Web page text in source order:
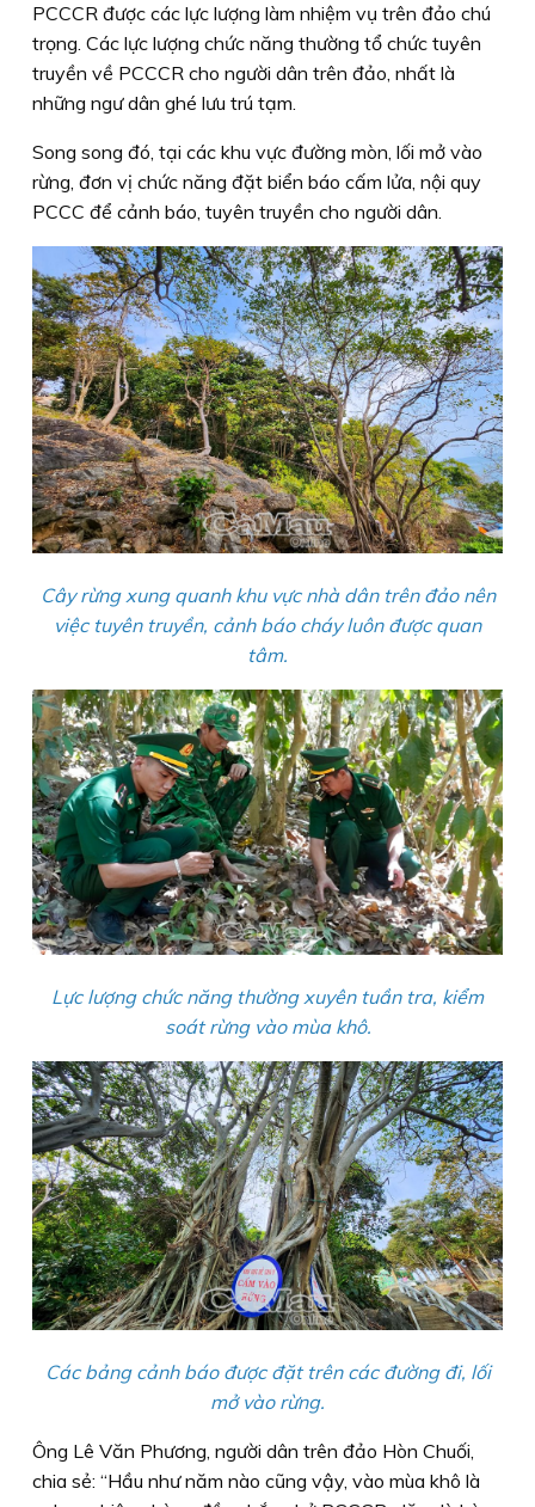
PCCCR được các lực lượng làm nhiệm vụ trên đảo chú
trọng. Các lực lượng chức năng thường tổ chức tuyên
truyền về PCCCR cho người dân trên đảo, nhất là
những ngư dân ghé lưu trú tạm.
Song song đó, tại các khu vực đường mòn, lối mở vào
rừng, đơn vị chức năng đặt biển báo cấm lửa, nội quy
PCCC để cảnh báo, tuyên truyền cho người dân.
Cây rừng xung quanh khu vực nhà dân trên đảo nên
việc tuyên truyền, cảnh báo cháy luôn được quan
tâm.
Lực lượng chức năng thường xuyên tuần tra, kiểm
soát rừng vào mùa khô.
Các bảng cảnh báo được đặt trên các đường đi, lối
mở vào rừng.
Ông Lê Văn Phương, người dân trên đảo Hòn Chuối,
chia sẻ: “Hầu như năm nào cũng vậy, vào mùa khô là